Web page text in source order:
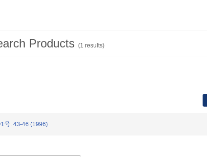
Products (1 results)
号. 43-46 (1996)